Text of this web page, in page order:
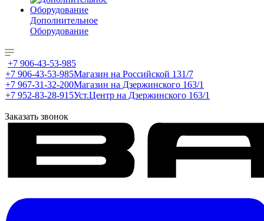
Дополнительное
Оборудование
+7 906-43-53-985
+7 906-43-53-985Магазин на Российской 131/7
+7 967-31-32-200Магазин на Дзержинского 163/1
+7 952-83-28-915Уст.Центр на Дзержинского 163/1
Заказать звонок